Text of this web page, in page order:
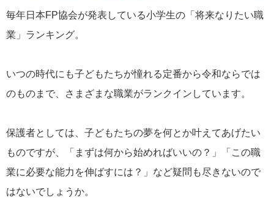
毎年日本FP協会が発表している小学生の「将来なりたい職
業」ランキング。
いつの時代にも子どもたちが憧れる定番から令和ならでは
のものまで、さまざまな職業がランクインしています。
保護者としては、子どもたちの夢を何とか叶えてあげたい
ものですが、「まずは何から始めればいいの？」「この職
業に必要な能力を伸ばすには？」など疑問も尽きないので
はないでしょうか。